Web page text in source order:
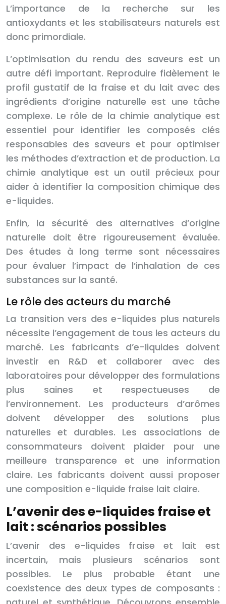
L’importance de la recherche sur les
antioxydants et les stabilisateurs naturels est
donc primordiale.
L’optimisation du rendu des saveurs est un
autre défi important. Reproduire fidèlement le
profil gustatif de la fraise et du lait avec des
ingrédients d’origine naturelle est une tâche
complexe. Le rôle de la chimie analytique est
essentiel pour identifier les composés clés
responsables des saveurs et pour optimiser
les méthodes d’extraction et de production. La
chimie analytique est un outil précieux pour
aider à identifier la composition chimique des
e-liquides.
Enfin, la sécurité des alternatives d’origine
naturelle doit être rigoureusement évaluée.
Des études à long terme sont nécessaires
pour évaluer l’impact de l’inhalation de ces
substances sur la santé.
Le rôle des acteurs du marché
La transition vers des e-liquides plus naturels
nécessite l’engagement de tous les acteurs du
marché. Les fabricants d’e-liquides doivent
investir en R&D et collaborer avec des
laboratoires pour développer des formulations
plus saines et respectueuses de
l’environnement. Les producteurs d’arômes
doivent développer des solutions plus
naturelles et durables. Les associations de
consommateurs doivent plaider pour une
meilleure transparence et une information
claire. Les fabricants doivent aussi proposer
une composition e-liquide fraise lait claire.
L’avenir des e-liquides fraise et
lait : scénarios possibles
L’avenir des e-liquides fraise et lait est
incertain, mais plusieurs scénarios sont
possibles. Le plus probable étant une
coexistence des deux types de composants :